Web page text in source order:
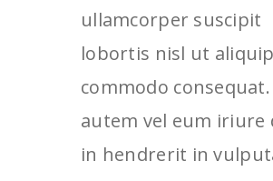
ullamcorper suscipit
lobortis nisl ut
commodo
autem vel eum iriure
in hendrerit in